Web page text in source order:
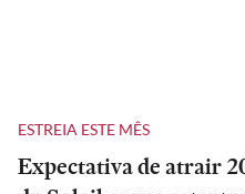
ESTREIA ESTE MÊS
Expectativa de atrair